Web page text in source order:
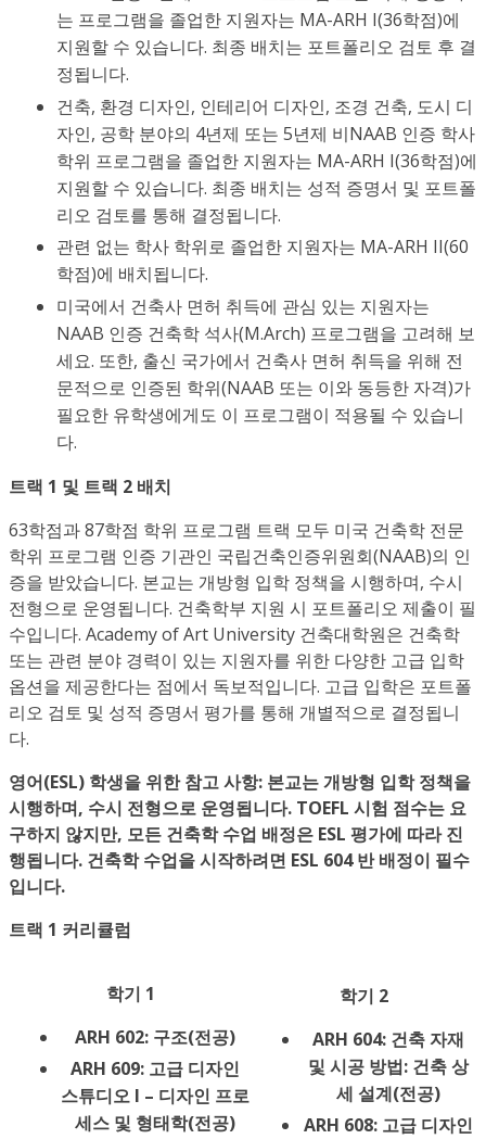
는 프로그램을 졸업한 지원자는 MA-ARH I(36학점)에
지원할 수 있습니다. 최종 배치는 포트폴리오 검토 후 결
정됩니다.
건축, 환경 디자인, 인테리어 디자인, 조경 건축, 도시 디
자인, 공학 분야의 4년제 또는 5년제 비NAAB 인증 학사
학위 프로그램을 졸업한 지원자는 MA-ARH I(36학점)에
지원할 수 있습니다. 최종 배치는 성적 증명서 및 포트폴
리오 검토를 통해 결정됩니다.
관련 없는 학사 학위로 졸업한 지원자는 MA-ARH II(60
학점)에 배치됩니다.
미국에서 건축사 면허 취득에 관심 있는 지원자는
NAAB 인증 건축학 석사(M.Arch) 프로그램을 고려해 보
세요. 또한, 출신 국가에서 건축사 면허 취득을 위해 전
문적으로 인증된 학위(NAAB 또는 이와 동등한 자격)가
필요한 유학생에게도 이 프로그램이 적용될 수 있습니
다.
트랙 1 및 트랙 2 배치
63학점과 87학점 학위 프로그램 트랙 모두 미국 건축학 전문
학위 프로그램 인증 기관인 국립건축인증위원회(NAAB)의 인
증을 받았습니다. 본교는 개방형 입학 정책을 시행하며, 수시
전형으로 운영됩니다. 건축학부 지원 시 포트폴리오 제출이 필
수입니다. Academy of Art University 건축대학원은 건축학
또는 관련 분야 경력이 있는 지원자를 위한 다양한 고급 입학
옵션을 제공한다는 점에서 독보적입니다. 고급 입학은 포트폴
리오 검토 및 성적 증명서 평가를 통해 개별적으로 결정됩니
다.
영어(ESL) 학생을 위한 참고 사항: 본교는 개방형 입학 정책을
시행하며, 수시 전형으로 운영됩니다. TOEFL 시험 점수는 요
구하지 않지만, 모든 건축학 수업 배정은 ESL 평가에 따라 진
행됩니다. 건축학 수업을 시작하려면 ESL 604 반 배정이 필수
입니다.
트랙 1 커리큘럼
학기 1
ARH 602: 구조(전공)
ARH 609: 고급 디자인
스튜디오 I – 디자인 프로
세스 및 형태학(전공)
학기 2
ARH 604: 건축 자재
및 시공 방법: 건축 상
세 설계(전공)
ARH 608: 고급 디자인